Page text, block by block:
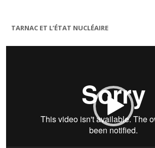
TARNAC ET L’ÉTAT NUCLÉAIRE
Lecteur